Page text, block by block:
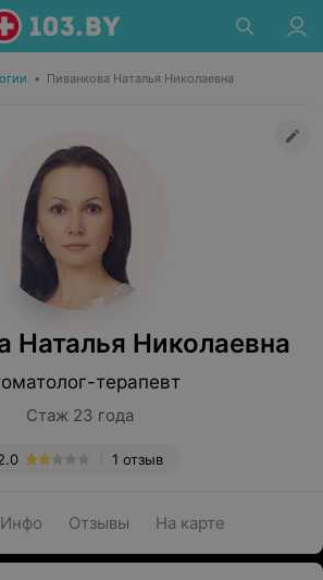
• Пиванкова Наталья Николаевна
Наталья Николаевна
терапевт
Стаж 23 года
1 отзыв
Инфо Отзывы На карте